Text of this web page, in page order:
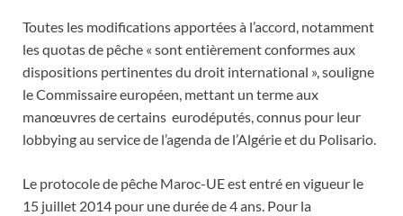
Toutes les modifications apportées à l’accord, notamment
les quotas de pêche « sont entièrement conformes aux
dispositions pertinentes du droit international », souligne
le Commissaire européen, mettant un terme aux
manœuvres de certains eurodéputés, connus pour leur
lobbying au service de l’agenda de l’Algérie et du Polisario.
Le protocole de pêche Maroc-UE est entré en vigueur le
15 juillet 2014 pour une durée de 4 ans. Pour la